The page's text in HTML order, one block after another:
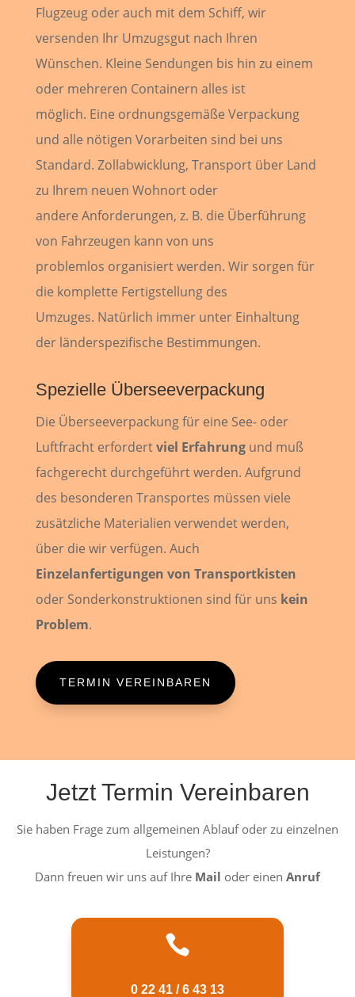
Flugzeug oder auch mit dem Schiff, wir
versenden Ihr Umzugsgut nach Ihren
Wünschen. Kleine Sendungen bis hin zu einem
oder mehreren Containern alles ist
möglich. Eine ordnungsgemäße Verpackung
und alle nötigen Vorarbeiten sind bei uns
Standard. Zollabwicklung, Transport über Land
zu Ihrem neuen Wohnort oder
andere Anforderungen, z. B. die Überführung
von Fahrzeugen kann von uns
problemlos organisiert werden. Wir sorgen für
die komplette Fertigstellung des
Umzuges. Natürlich immer unter Einhaltung
der länderspezifische Bestimmungen.
Spezielle Überseeverpackung
Die Überseeverpackung für eine See- oder
Luftfracht erfordertviel Erfahrungund muß
fachgerecht durchgeführt werden. Aufgrund
des besonderen Transportes müssen viele
zusätzliche Materialien verwendet werden,
über die wir verfügen. Auch
Einzelanfertigungen von Transportkisten
oder Sonderkonstruktionen sind für uns kein
Problem.
TERMIN VEREINBAREN
Jetzt Termin Vereinbaren
Sie haben Frage zum allgemeinen Ablauf oder zu einzelnen
Leistungen?
Dann freuen wir uns auf Ihre Mail oder einen Anruf

0 22 41 / 6 43 13